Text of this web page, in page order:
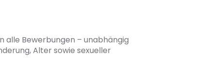
alle Bewerbungen – unabhängig
Alter sowie sexueller